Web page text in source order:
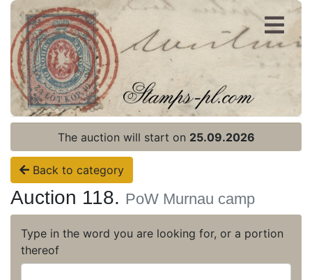
Register
Login
The auction will start on 25.09.2026
Back to category
Auction 118. PoW Murnau camp
Type in the word you are looking for, or a portion
thereof